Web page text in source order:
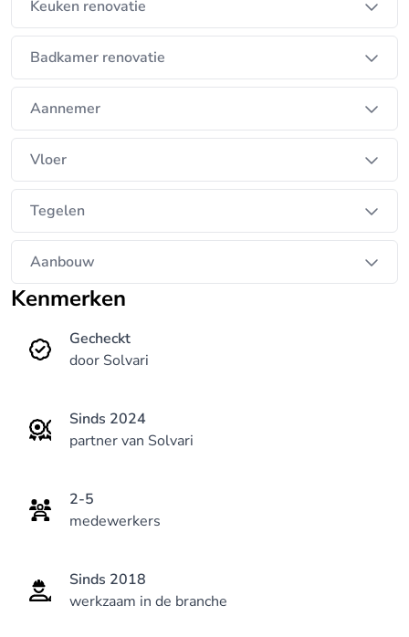
Keuken renovatie
Badkamer renovatie
Aannemer
Vloer
Tegelen
Aanbouw
Kenmerken
Gecheckt
door Solvari
Sinds 2024
partner van Solvari
2-5
medewerkers
Sinds 2018
werkzaam in de branche